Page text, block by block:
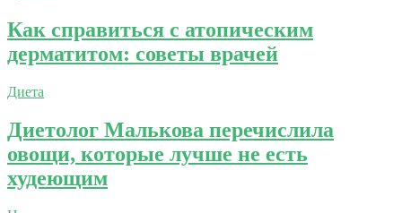
Как справиться с атопическим
дерматитом: советы врачей
Диета
Диетолог Малькова перечислила
овощи, которые лучше не есть
худеющим